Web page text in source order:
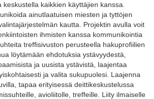
kaikkien käyttäjien kanssa.
ainutlaatuisen miesten ja tyttöjen
kautta. Projektin avulla voit
ihmisten kanssa kommunikointia
treffisivuston perusteella hakuprofiilien
löytämään ehdotuksia ystävyydestä,
ja uusista ystävistä, laajentaa
ja valita sukupuolesi. Laajenna
tapaa erityisessä deittikeskustelussa
avioliitolle, treffeille. Liity ilmaiselle